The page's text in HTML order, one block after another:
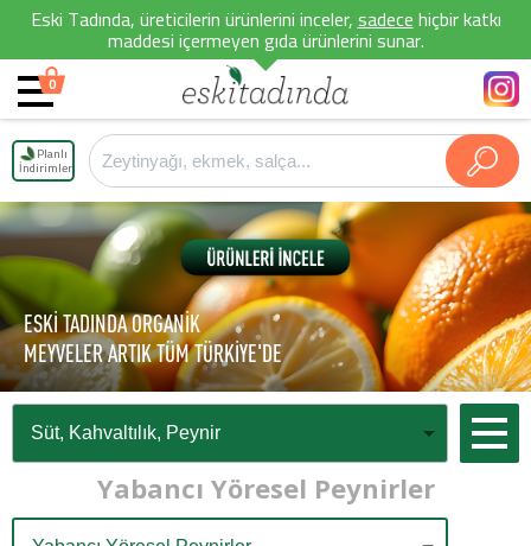
Eski Tadında, üreticilerin ürünlerini inceler,sadecehiçbir katkı
maddesi içermeyen gıda ürünlerini sunar.
0
Planlı
İndirimler
ESKİ TADINDA ORGANİK
MEYVELER ARTIK TÜM TÜRKİYE'DE
Yabancı Yöresel Peynirler